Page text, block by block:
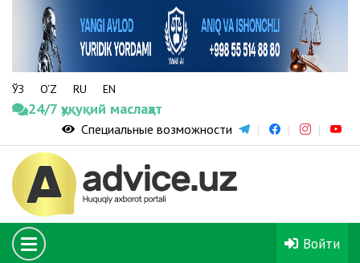
ЎЗ O‘Z RU EN
24/7 ҳуқуқий маслаҳат
Специальные возможности
Войти